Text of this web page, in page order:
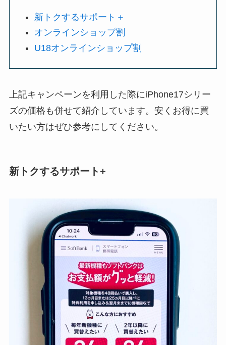
新トクするサポート＋
オンラインショップ割
U18オンラインショップ割
上記キャンペーンを利用した際にiPhone17シリー
ズの価格も併せて紹介しています。安くお得に買
いたい方はぜひ参考にしてください。
新トクするサポート+